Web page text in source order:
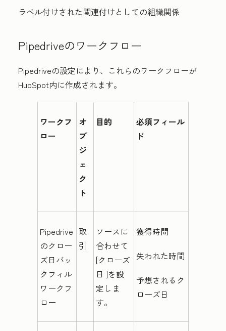
ラベル付けされた関連付けとしての組織関係
Pipedriveのワークフロー
Pipedriveの設定により、これらのワークフローが
HubSpot内に作成されます。
ワークフ
ロー
オ
ブ
ジ
ェ
ク
ト
目的
必須フィール
ド
Pipedrive
のクロー
ズ日バッ
クフィル
ワークフ
ロー
取
引
ソースに
合わせて
[クローズ
日 ]を設
定しま
す。
獲得時間
失われた時間
予想されるク
ローズ日